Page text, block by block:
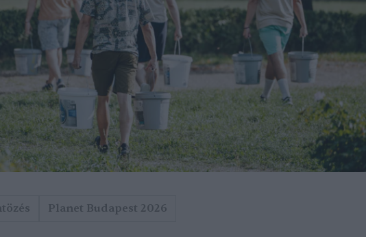
Planet Budapest 2026